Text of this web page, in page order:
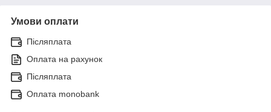
Умови оплати
Післяплата
Оплата на рахунок
Післяплата
Оплата monobank